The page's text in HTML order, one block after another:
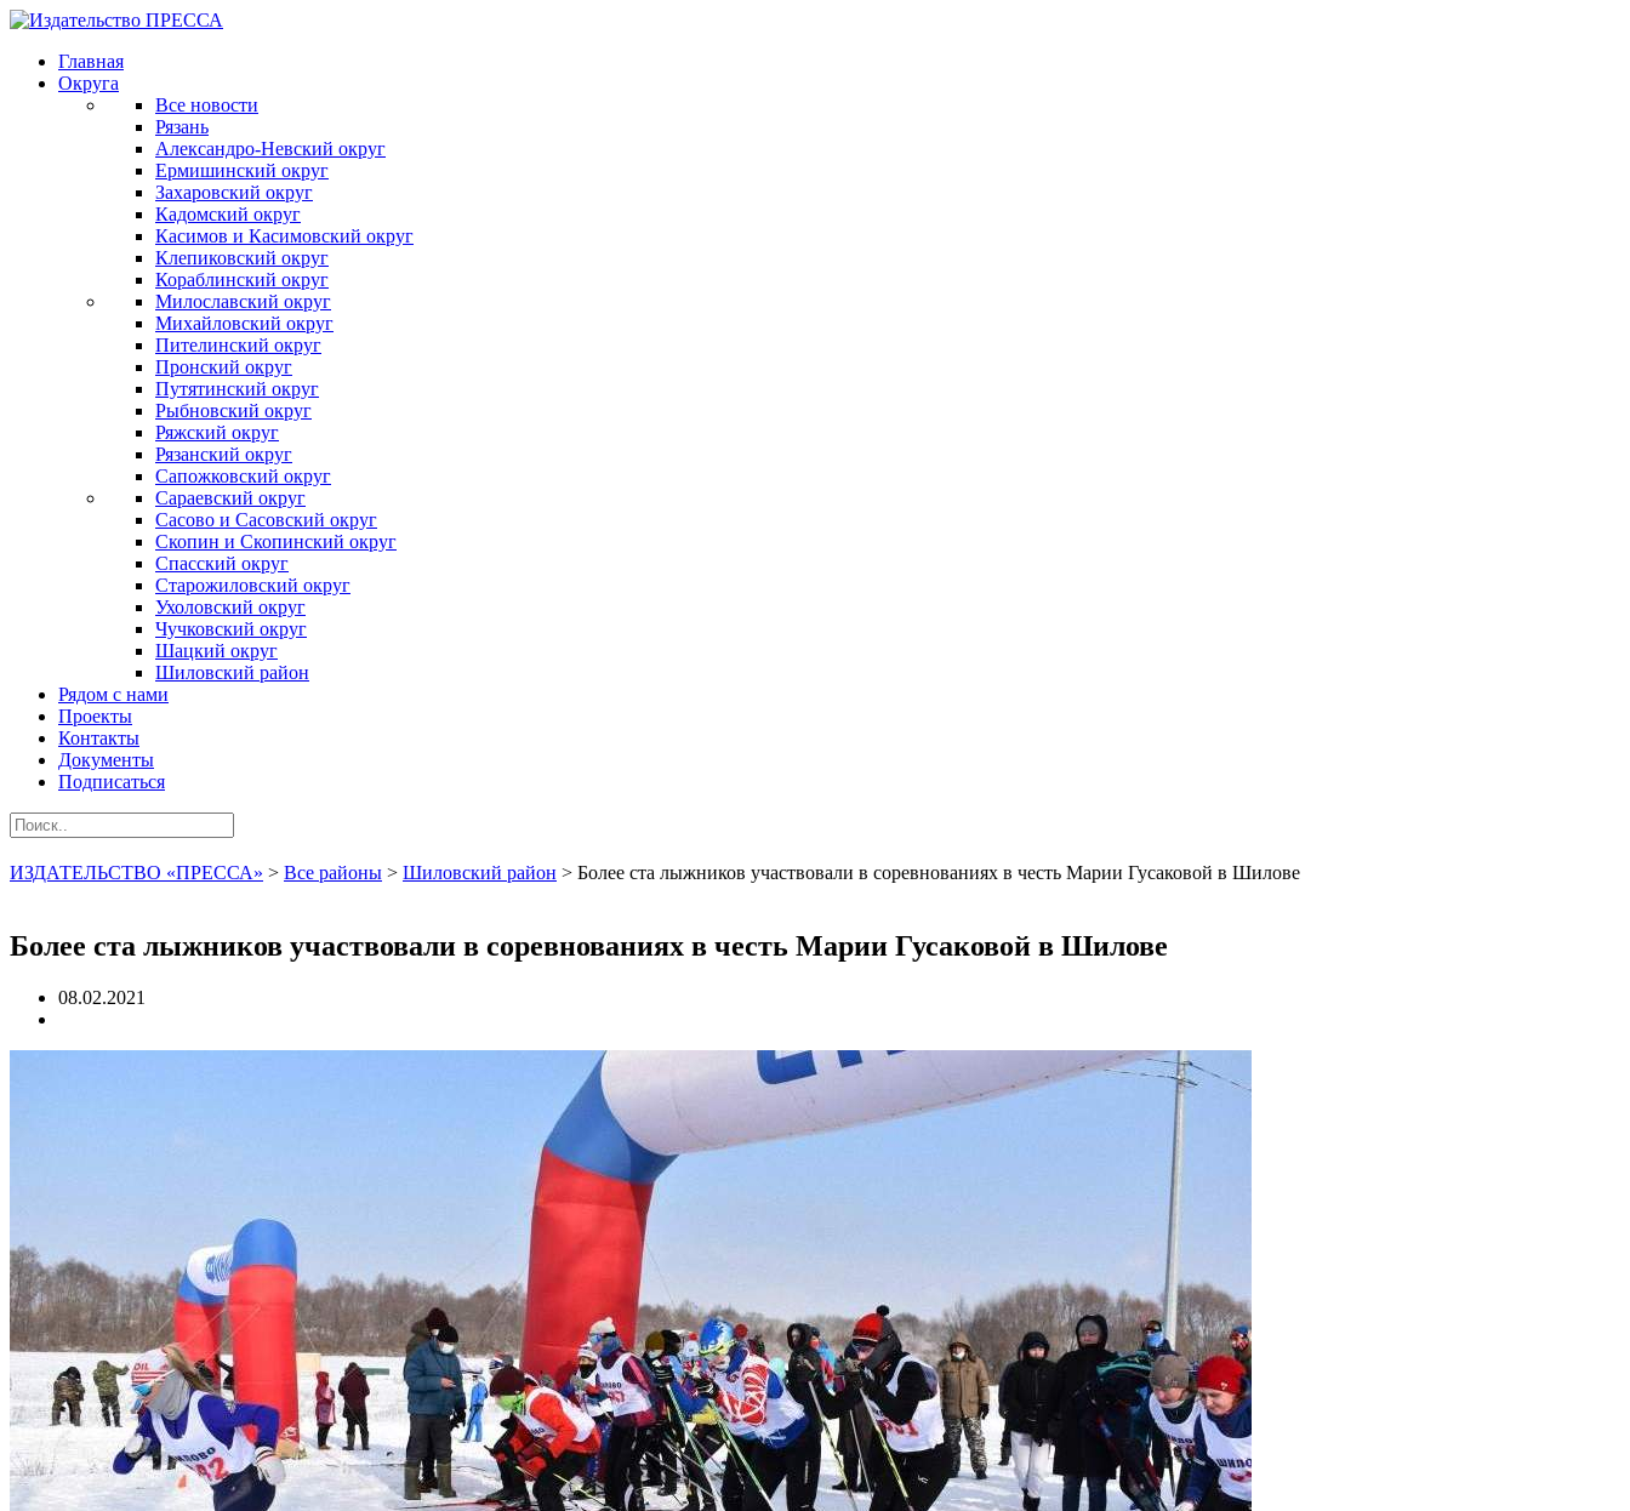
Главная
Округа
Все новости
Рязань
Александро-Невский округ
Ермишинский округ
Захаровский округ
Кадомский округ
Касимов и Касимовский округ
Клепиковский округ
Кораблинский округ
Милославский округ
Михайловский округ
Пителинский округ
Пронский округ
Путятинский округ
Рыбновский округ
Ряжский округ
Рязанский округ
Сапожковский округ
Сараевский округ
Сасово и Сасовский округ
Скопин и Скопинский округ
Спасский округ
Старожиловский округ
Ухоловский округ
Чучковский округ
Шацкий округ
Шиловский район
Рядом с нами
Проекты
Контакты
Документы
Подписаться
ИЗДАТЕЛЬСТВО «ПРЕССА» > Все районы > Шиловский район > Более ста лыжников участвовали в соревнованиях в честь Марии Гусаковой в Шилове
Более ста лыжников участвовали в соревнованиях в честь Марии Гусаковой в Шилове
08.02.2021